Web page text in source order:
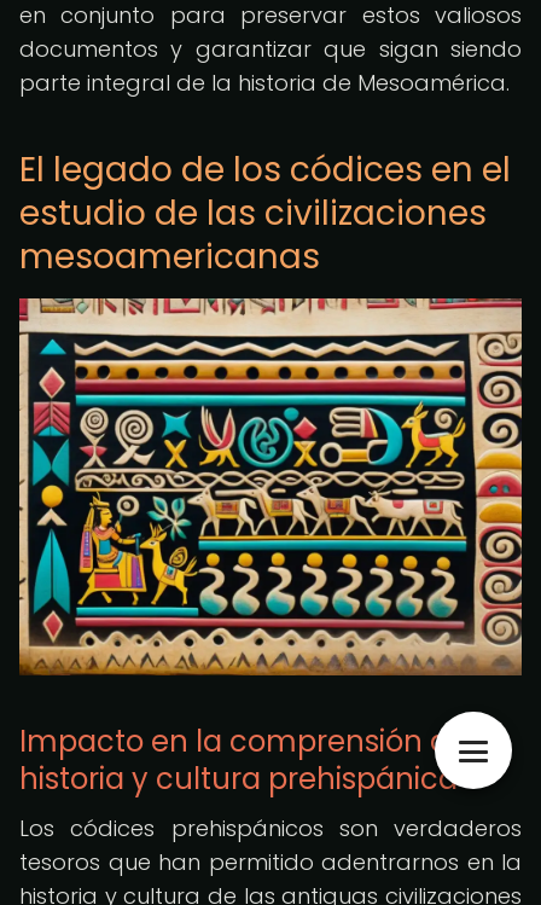
en conjunto para preservar estos valiosos
documentos y garantizar que sigan siendo
parte integral de la historia de Mesoamérica.
El legado de los códices en el
estudio de las civilizaciones
mesoamericanas
Impacto en la comprensión de la
historia y cultura prehispánica
Los códices prehispánicos son verdaderos
tesoros que han permitido adentrarnos en la
historia y cultura de las antiguas civilizaciones